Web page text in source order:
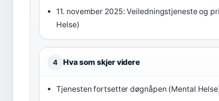
11. november 2025: Veiledningstjeneste og
Helse)
4 Hva som skjer videre
Tjenesten fortsetter døgnåpen (Mental